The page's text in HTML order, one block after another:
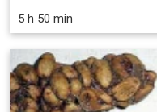
5 h 50 min